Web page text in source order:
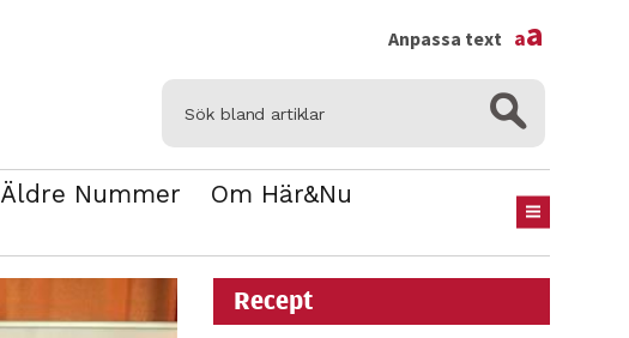
Äldre Nummer
Om Här&Nu
Anpassa text aa
Recept